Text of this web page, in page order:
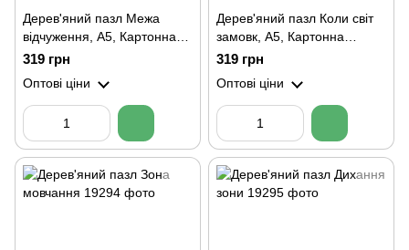
Дерев'яний пазл Межа
відчуження, А5, Картонна
коробка
319 грн
Оптові ціни
Дерев'яний пазл Коли світ
замовк, А5, Картонна
коробка
319 грн
Оптові ціни